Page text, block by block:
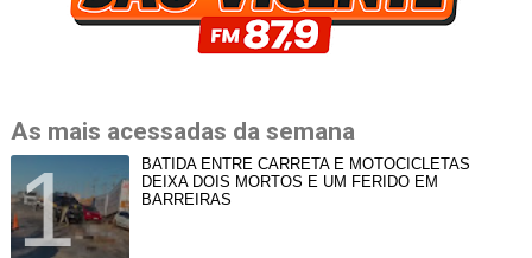
As mais acessadas da semana
BATIDA ENTRE CARRETA E MOTOCICLETAS
DEIXA DOIS MORTOS E UM FERIDO EM
BARREIRAS